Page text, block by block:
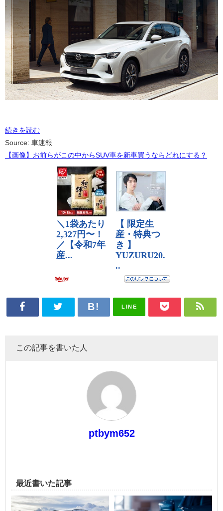
続きを読む
Source: 車速報
【画像】お前らがこの中からSUV車を新車買うならどれにする？
LINE
この記事を書いた人
ptbym652
最近書いた記事